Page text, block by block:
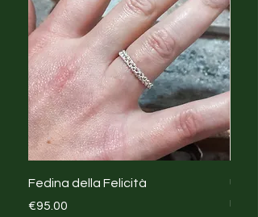
ideatrice del progetto "Isole
Faber", associazione di stilisti del
nord Sardegna. Conduttrice del
programma radiofonico
"Progetto Moda" da lei ideato e
Ceo dell'agenzia di modelle/i
Nacre' Events con base ad Olbia.
Fedina della Felicità
Price
€95.00